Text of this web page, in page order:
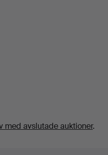
med avslutade auktioner.